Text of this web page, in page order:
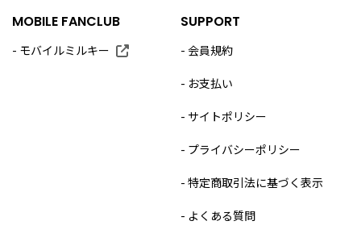
MOBILE FANCLUB
モバイルミルキー
SUPPORT
会員規約
お支払い
サイトポリシー
プライバシーポリシー
特定商取引法に基づく表示
よくある質問